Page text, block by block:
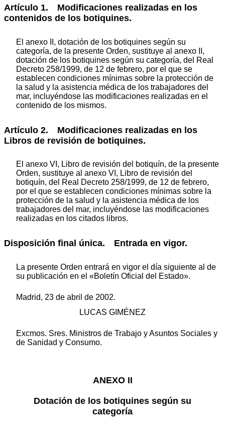
Artículo 1. Modificaciones realizadas en los
contenidos de los botiquines.
El anexo II, dotación de los botiquines según su
categoría, de la presente Orden, sustituye al anexo II,
dotación de los botiquines según su categoría, del Real
Decreto 258/1999, de 12 de febrero, por el que se
establecen condiciones mínimas sobre la protección de
la salud y la asistencia médica de los trabajadores del
mar, incluyéndose las modificaciones realizadas en el
contenido de los mismos.
Artículo 2. Modificaciones realizadas en los
Libros de revisión de botiquines.
El anexo VI, Libro de revisión del botiquín, de la presente
Orden, sustituye al anexo VI, Libro de revisión del
botiquín, del Real Decreto 258/1999, de 12 de febrero,
por el que se establecen condiciones mínimas sobre la
protección de la salud y la asistencia médica de los
trabajadores del mar, incluyéndose las modificaciones
realizadas en los citados libros.
Disposición final única. Entrada en vigor.
La presente Orden entrará en vigor el día siguiente al de
su publicación en el «Boletín Oficial del Estado».
Madrid, 23 de abril de 2002.
LUCAS GIMÉNEZ
Excmos. Sres. Ministros de Trabajo y Asuntos Sociales y
de Sanidad y Consumo.
ANEXO II
Dotación de los botiquines según su
categoría